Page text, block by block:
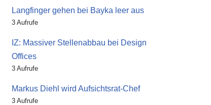
Langfinger gehen bei Bayka leer aus
3 Aufrufe
IZ: Massiver Stellenabbau bei Design
Offices
3 Aufrufe
Markus Diehl wird Aufsichtsrat-Chef
3 Aufrufe